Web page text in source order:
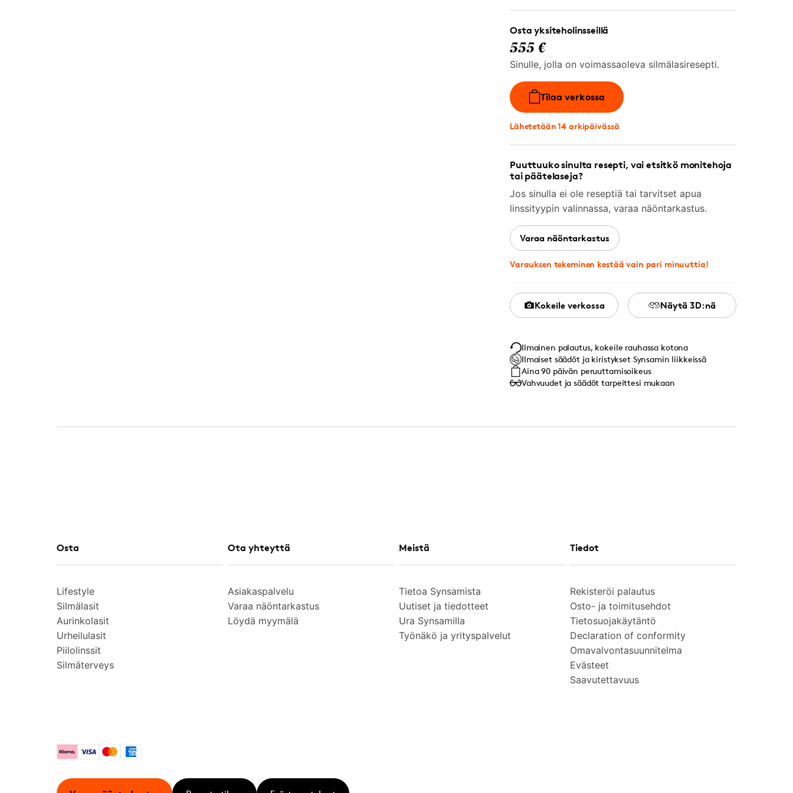
Osta yksiteholinsseillä
555 €
Sinulle, jolla on voimassaoleva silmälasiresepti.
Tilaa verkossa
Lähetetään 14 arkipäivässä
Puuttuuko sinulta resepti, vai etsitkö monitehoja
tai päätelaseja?
Jos sinulla ei ole reseptiä tai tarvitset apua
linssityypin valinnassa, varaa näöntarkastus.
Varaa näöntarkastus
Varauksen tekeminen kestää vain pari minuuttia!
Kokeile verkossa Näytä 3D:nä
Ilmainen palautus, kokeile rauhassa kotona
Ilmaiset säädöt ja kiristykset Synsamin liikkeissä
Aina 90 päivän peruuttamisoikeus
Vahvuudet ja säädöt tarpeittesi mukaan
Osta
Lifestyle
Silmälasit
Aurinkolasit
Urheilulasit
Piilolinssit
Silmäterveys
Ota yhteyttä
Asiakaspalvelu
Varaa näöntarkastus
Löydä myymälä
Meistä
Tietoa Synsamista
Uutiset ja tiedotteet
Ura Synsamilla
Työnäkö ja yrityspalvelut
Tiedot
Rekisteröi palautus
Osto- ja toimitusehdot
Tietosuojakäytäntö
Declaration of conformity
Omavalvontasuunnitelma
Evästeet
Saavutettavuus
KlarnaVisa MastercardAmerican Express